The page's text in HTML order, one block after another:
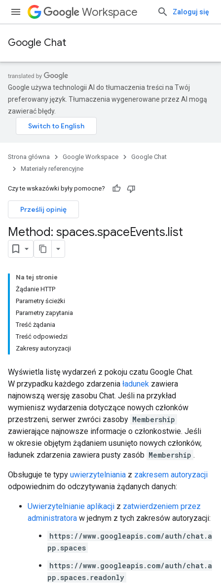
Workspace Zaloguj się
Google Chat
Google używa technologii AI do tłumaczenia treści na Twój
preferowany język. Tłumaczenia wygenerowane przez AI mogą
zawierać błędy.
Strona główna Google Workspace
Google Chat
Materiały referencyjne
Czy te wskazówki były pomocne?
Prześlij opinię
Method: spaces.spaceEvents.list
Na tej stronie
Żądanie HTTP
Parametry ścieżki
Parametry zapytania
Treść żądania
Treść odpowiedzi
Zakresy autoryzacji
Wyświetla listę wydarzeń z pokoju czatu Google Chat.
W przypadku każdego zdarzenia ładunek zawiera
najnowszą wersję zasobu Chat. Jeśli na przykład
wymienisz wydarzenia dotyczące nowych członków
przestrzeni, serwer zwróci zasoby Membership
zawierające najnowsze informacje o członkostwie. Jeśli
w okresie objętym żądaniem usunięto nowych członków,
ładunek zdarzenia zawiera pusty zasób Membership .
Obsługuje te typy uwierzytelniania z zakresem autoryzacji
odpowiednim do odczytywania żądanych danych:
Uwierzytelnianie aplikacji z zatwierdzeniem przez
administratora w jednym z tych zakresów autoryzacji:
https://www.googleapis.com/auth/chat.a
pp.spaces
https://www.googleapis.com/auth/chat.a
pp.spaces.readonly